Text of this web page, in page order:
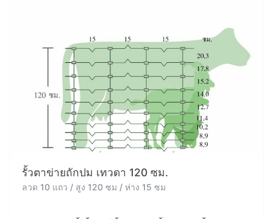
รั้วตาข่ายถักปม เทวดา 120 ซม.
ลวด 10 แถว / สูง 120 ซม / ห่าง 15 ซม